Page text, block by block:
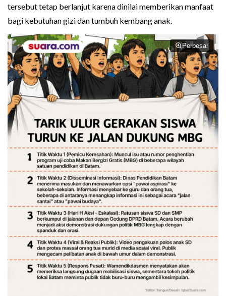
tersebut tetap berlanjut karena dinilai memberikan manfaat
bagi kebutuhan gizi dan tumbuh kembang anak.
Perbesar